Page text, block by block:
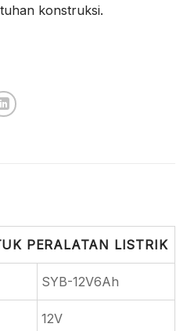
konstruksi.
PERALATAN LISTRIK
SYB-12V6Ah
12V